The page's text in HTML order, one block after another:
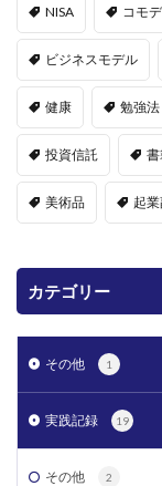
NISA コモ
ビジネスモデル
健康 勉強法
投資信託
美術品 起
カテゴリー
その他 1
実践記録 19
その他 2